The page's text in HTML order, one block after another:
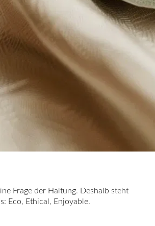
Frage der Haltung. Deshalb steht
Eco, Ethical, Enjoyable.